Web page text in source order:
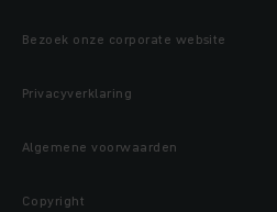
Bezoek onze corporate website
Privacyverklaring
Algemene voorwaarden
Copyright